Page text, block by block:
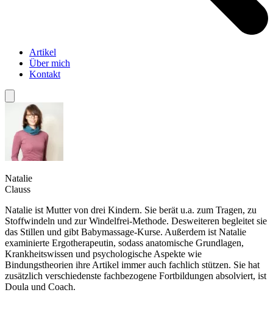
Artikel
Über mich
Kontakt
Natalie
Clauss
Natalie ist Mutter von drei Kindern. Sie berät u.a. zum Tragen, zu
Stoffwindeln und zur Windelfrei-Methode. Desweiteren begleitet sie
das Stillen und gibt Babymassage-Kurse. Außerdem ist Natalie
examinierte Ergotherapeutin, sodass anatomische Grundlagen,
Krankheitswissen und psychologische Aspekte wie
Bindungstheorien ihre Artikel immer auch fachlich stützen. Sie hat
zusätzlich verschiedenste fachbezogene Fortbildungen absolviert, ist
Doula und Coach.